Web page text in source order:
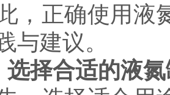
，正确使用液
与建议。
选择合适的液